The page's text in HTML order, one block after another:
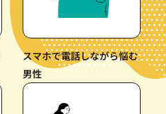
スマホで電話しながら悩む
男性